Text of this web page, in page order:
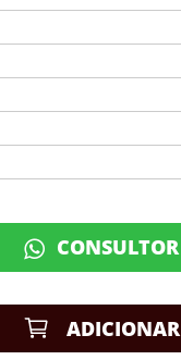
CONSULTOR
ADICIONAR